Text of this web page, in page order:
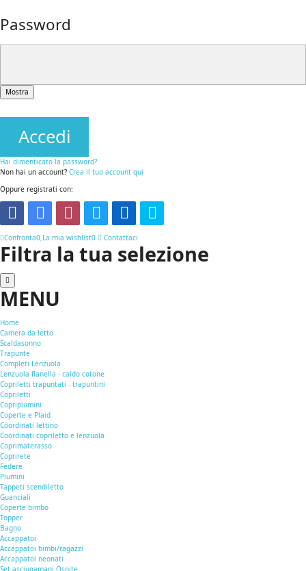
Password
Mostra
Accedi
Hai dimenticato la password?
Non hai un account? Crea il tuo account qui
Oppure registrati con:
Confronta0 La mia wishlist0 Contattaci
Filtra la tua selezione
MENU
Home
Camera da letto
Scaldasonno
Trapunte
Completi Lenzuola
Lenzuola flanella - caldo cotone
Copriletti trapuntati - trapuntini
Copriletti
Copripiumini
Coperte e Plaid
Coordinati lettino
Coordinati copriletto e lenzuola
Coprimaterasso
Coprirete
Federe
Piumini
Tappeti scendiletto
Guanciali
Coperte bimbo
Topper
Bagno
Accappatoi
Accappatoi bimbi/ragazzi
Accappatoi neonati
Set asciugamani Ospite